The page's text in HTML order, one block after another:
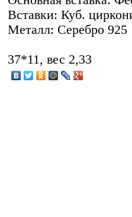
Вставки: Куб.
Металл: Серебро 925
37*11, вес 2,33